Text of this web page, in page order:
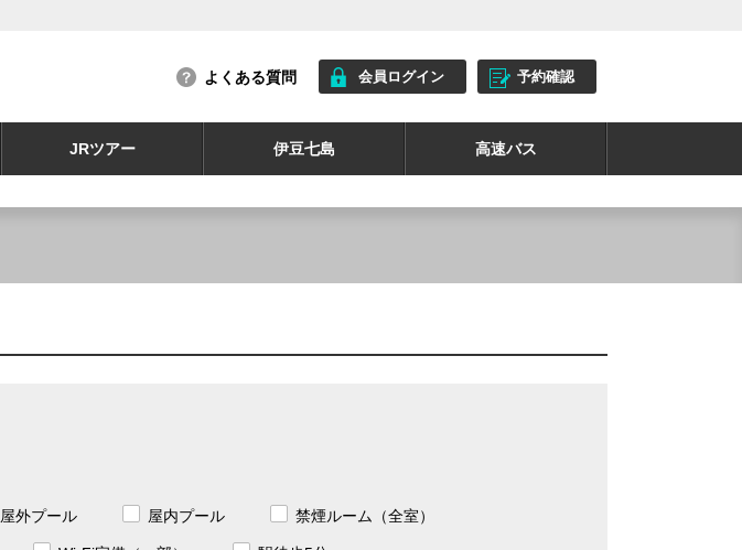
よくある質問 会員ログイン 予約確認
JRツアー 伊豆七島 高速バス
屋外プール 屋内プール 禁煙ルーム（全室）